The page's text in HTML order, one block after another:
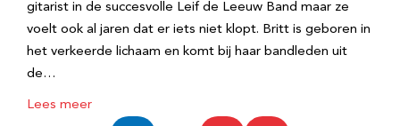
gitarist in de succesvolle Leif de Leeuw Band maar ze
voelt ook al jaren dat er iets niet klopt. Britt is geboren in
het verkeerde lichaam en komt bij haar bandleden uit
de…
Lees meer